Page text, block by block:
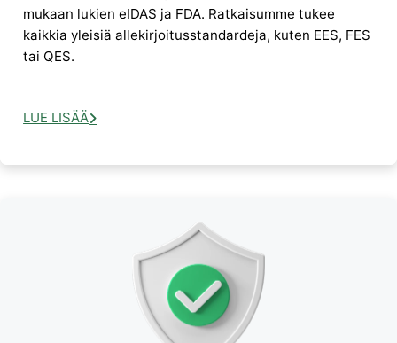
mukaan lukien eIDAS ja FDA. Ratkaisumme tukee
kaikkia yleisiä allekirjoitusstandardeja, kuten EES, FES
tai QES.
LUE LISÄÄ